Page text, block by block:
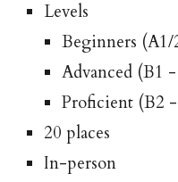
Levels
Beginners
Advanced (B1
Proficient (B2
20 places
In-person